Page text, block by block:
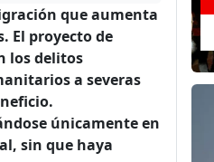
que aumenta
El proyecto de
los delitos
a severas
únicamente en
sin que haya